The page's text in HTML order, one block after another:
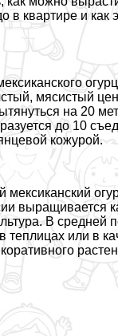
в квартире и как
мясистый
на 20
до 10
кожурой.
мексиканский
выращивается
В средней
теплицах или в